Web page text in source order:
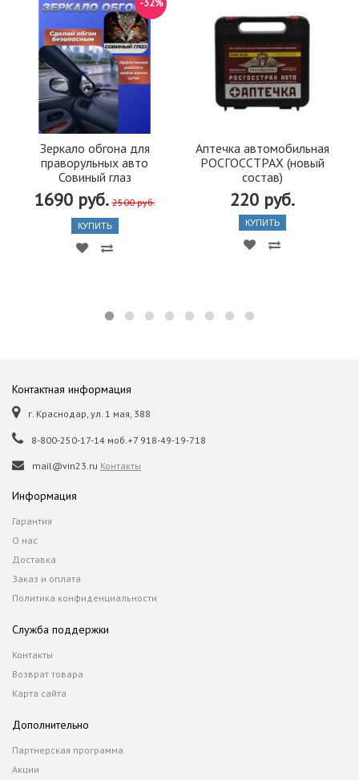
Зеркало обгона для
праворульных авто
Совиный глаз
1690 руб. 2500 руб.
КУПИТЬ
Аптечка автомобильная
РОСГОССТРАХ (новый
состав)
220 руб.
КУПИТЬ
Контактная информация
г. Краснодар, ул. 1 мая, 388
8-800-250-17-14 моб.+7 918-49-19-718
mail@vin23.ru Контакты
Информация
Гарантия
О нас
Доставка
Заказ и оплата
Политика конфиденциальности
Служба поддержки
Контакты
Возврат товара
Карта сайта
Дополнительно
Партнерская программа
Акции